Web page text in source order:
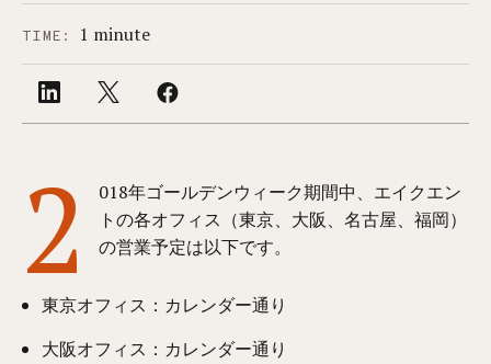
TIME: 1 minute
2
018年ゴールデンウィーク期間中、エイクエン
トの各オフィス（東京、大阪、名古屋、福岡）
の営業予定は以下です。
東京オフィス：カレンダー通り
大阪オフィス：カレンダー通り